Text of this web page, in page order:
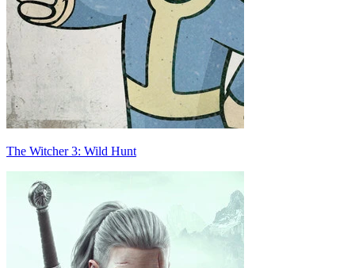
The Witcher 3: Wild Hunt